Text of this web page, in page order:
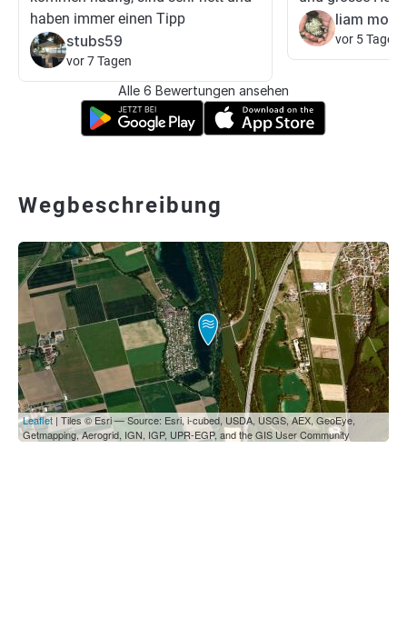
haben immer einen Tipp
stubs59
vor 7 Tagen
liam
vor 5 Tagen
Alle 6 Bewertungen ansehen
Wegbeschreibung
Leaflet| Tiles © Esri — Source: Esri, i-cubed, USDA, USGS, AEX, GeoEye,
Getmapping, Aerogrid, IGN, IGP, UPR-EGP, and the GIS User Community